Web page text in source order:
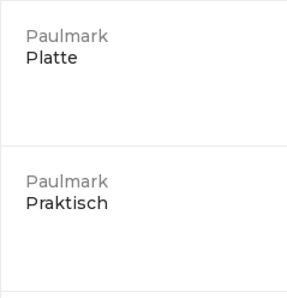
Paulmark
Platte
Paulmark
Praktisch